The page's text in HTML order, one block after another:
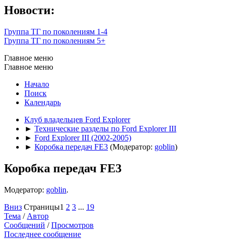
Новости:
Группа ТГ по поколениям 1-4
Группа ТГ по поколениям 5+
Главное меню
Главное меню
Начало
Поиск
Календарь
Клуб владельцев Ford Explorer
► Технические разделы по Ford Explorer III
► Ford Explorer III (2002-2005)
► Коробка передач FE3 (Модератор: goblin)
Коробка передач FE3
Модератор: goblin.
Вниз Страницы1 2 3 ... 19
Тема / Автор
Сообщений /Просмотров
Последнее сообщение